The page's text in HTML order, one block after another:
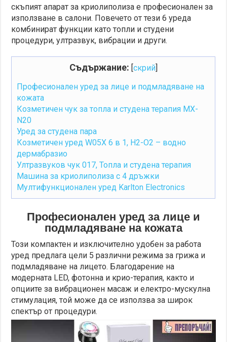
скъпият апарат за криолиполиза е професионален за
използване в салони. Повечето от тези 6 уреда
комбинират функции като топли и студени
процедури, ултразвук, вибрации и други.
Съдържание: [скрий]
Професионален уред за лице и подмладяване на
кожата
Козметичен чук за топла и студена терапия MX-
N20
Уред за студена пара
Козметичен уред W05X 6 в 1, H2-O2 – водно
дермабразио
Ултразвуков чук 017, Топла и студена терапия
Машина за криолиполиза с 4 дръжки
Мултифункционален уред Karlton Electronics
Професионален уред за лице и
подмладяване на кожата
Този компактен и изключително удобен за работа
уред предлага цели 5 различни режима за грижа и
подмладяване на лицето. Благодарение на
модерната LED, фотонна и крио-терапия, както и
опциите за вибрационен масаж и електро-мускулна
стимулация, той може да се използва за широк
спектър от процедури.